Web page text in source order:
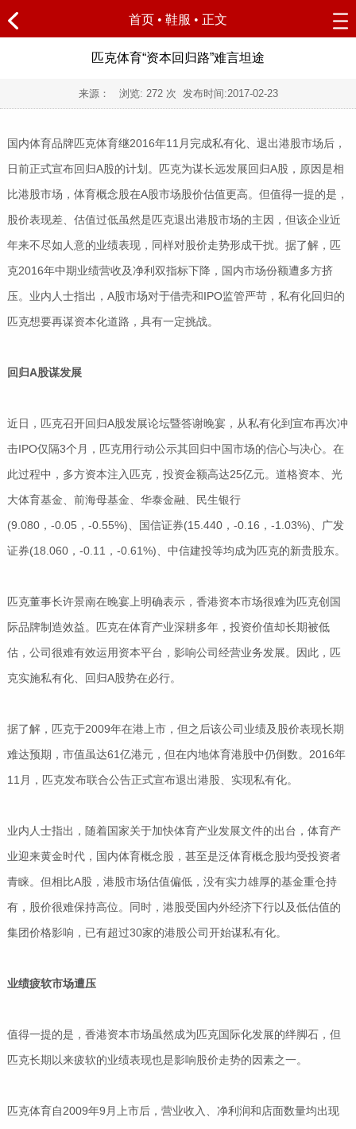
首页 • 鞋服 • 正文
匹克体育“资本回归路”难言坦途
来源： 浏览: 272 次 发布时间:2017-02-23
国内体育品牌匹克体育继2016年11月完成私有化、退出港股市场后，
日前正式宣布回归A股的计划。匹克为谋长远发展回归A股，原因是相
比港股市场，体育概念股在A股市场股价估值更高。但值得一提的是，
股价表现差、估值过低虽然是匹克退出港股市场的主因，但该企业近
年来不尽如人意的业绩表现，同样对股价走势形成干扰。据了解，匹
克2016年中期业绩营收及净利双指标下降，国内市场份额遭多方挤
压。业内人士指出，A股市场对于借壳和IPO监管严苛，私有化回归的
匹克想要再谋资本化道路，具有一定挑战。
回归A股谋发展
近日，匹克召开回归A股发展论坛暨答谢晚宴，从私有化到宣布再次冲
击IPO仅隔3个月，匹克用行动公示其回归中国市场的信心与决心。在
此过程中，多方资本注入匹克，投资金额高达25亿元。道格资本、光
大体育基金、前海母基金、华泰金融、民生银行
(9.080，-0.05，-0.55%)、国信证券(15.440，-0.16，-1.03%)、广发
证券(18.060，-0.11，-0.61%)、中信建投等均成为匹克的新贵股东。
匹克董事长许景南在晚宴上明确表示，香港资本市场很难为匹克创国
际品牌制造效益。匹克在体育产业深耕多年，投资价值却长期被低
估，公司很难有效运用资本平台，影响公司经营业务发展。因此，匹
克实施私有化、回归A股势在必行。
据了解，匹克于2009年在港上市，但之后该公司业绩及股价表现长期
难达预期，市值虽达61亿港元，但在内地体育港股中仍倒数。2016年
11月，匹克发布联合公告正式宣布退出港股、实现私有化。
业内人士指出，随着国家关于加快体育产业发展文件的出台，体育产
业迎来黄金时代，国内体育概念股，甚至是泛体育概念股均受投资者
青睐。但相比A股，港股市场估值偏低，没有实力雄厚的基金重仓持
有，股价很难保持高位。同时，港股受国内外经济下行以及低估值的
集团价格影响，已有超过30家的港股公司开始谋私有化。
业绩疲软市场遭压
值得一提的是，香港资本市场虽然成为匹克国际化发展的绊脚石，但
匹克长期以来疲软的业绩表现也是影响股价走势的因素之一。
匹克体育自2009年9月上市后，营业收入、净利润和店面数量均出现